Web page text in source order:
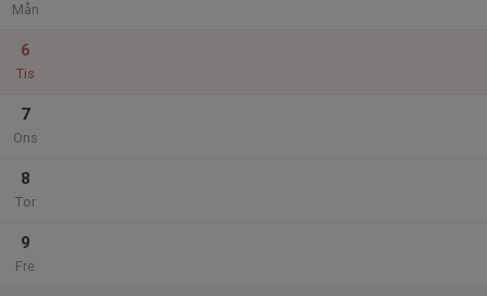
Mån
6
Tis
7
Ons
8
Tor
9
Fre